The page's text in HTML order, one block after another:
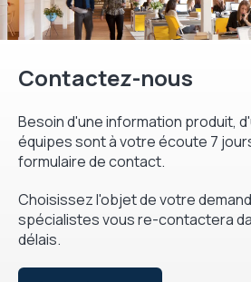
Contactez-nous
Besoin d'une information produit,
équipes sont à votre écoute 7
formulaire de contact.
Choisissez l'objet de votre
spécialistes vous re-contactera
délais.